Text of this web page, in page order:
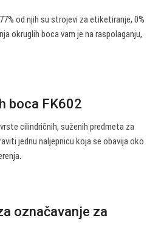
od njih su strojevi za etiketiranje, 0%
okruglih boca vam je na raspolaganju,
boca FK602
cilindričnih, suženih predmeta za
jednu naljepnicu koja se obavija oko
označavanje za